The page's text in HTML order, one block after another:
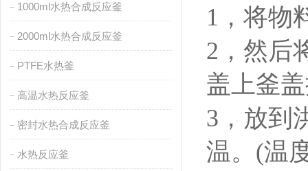
1000ml水热合成反应釜
2000ml水热合成反应釜
PTFE水热釜
高温水热反应釜
密封水热合成反应釜
水热反应釜
1，将物
2，然后
盖上釜
3， 放到
温。(温